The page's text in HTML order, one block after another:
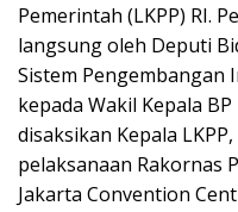
Pemerintah (LKPP) RI.
langsung oleh Deputi
Sistem Pengembangan
kepada Wakil Kepala
disaksikan Kepala
pelaksanaan Rakornas
Jakarta Convention